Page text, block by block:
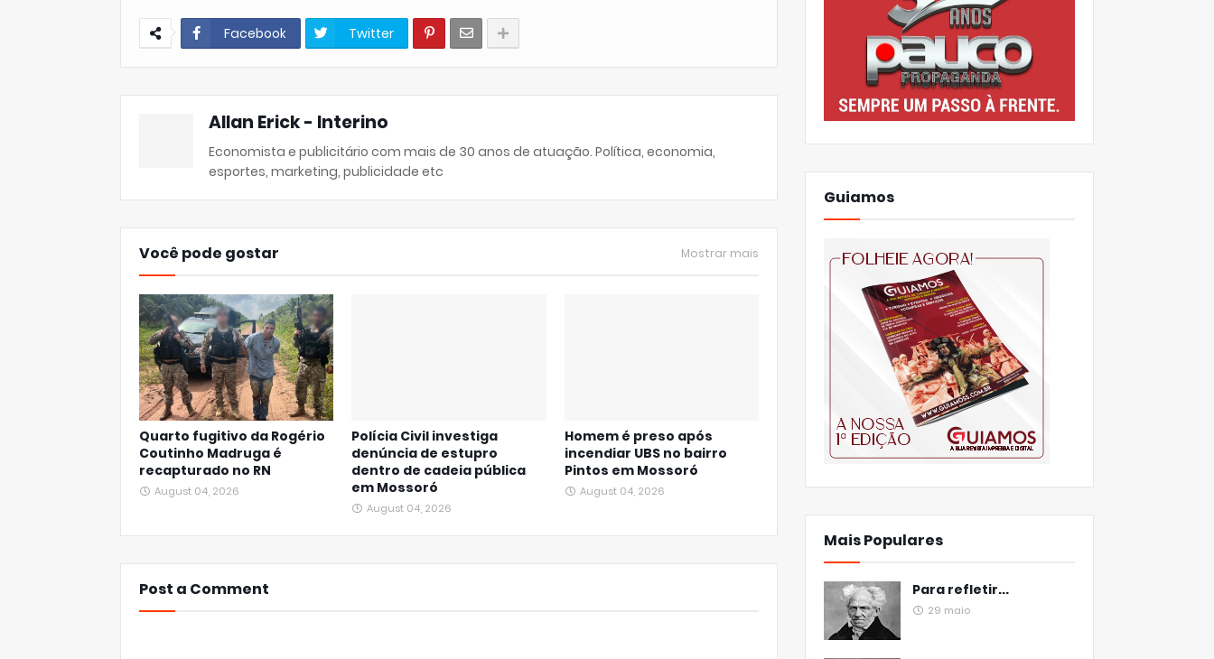
Facebook Twitter
Allan Erick - Interino
Economista e publicitário com mais de 30 anos de atuação. Política, economia,
esportes, marketing, publicidade etc
Você pode gostar Mostrar mais
Quarto fugitivo da Rogério
Coutinho Madruga é
recapturado no RN
August 04, 2026
Polícia Civil investiga
denúncia de estupro
dentro de cadeia pública
em Mossoró
August 04, 2026
Homem é preso após
incendiar UBS no bairro
Pintos em Mossoró
August 04, 2026
Post a Comment
Guiamos
Mais Populares
Para refletir...
29 maio